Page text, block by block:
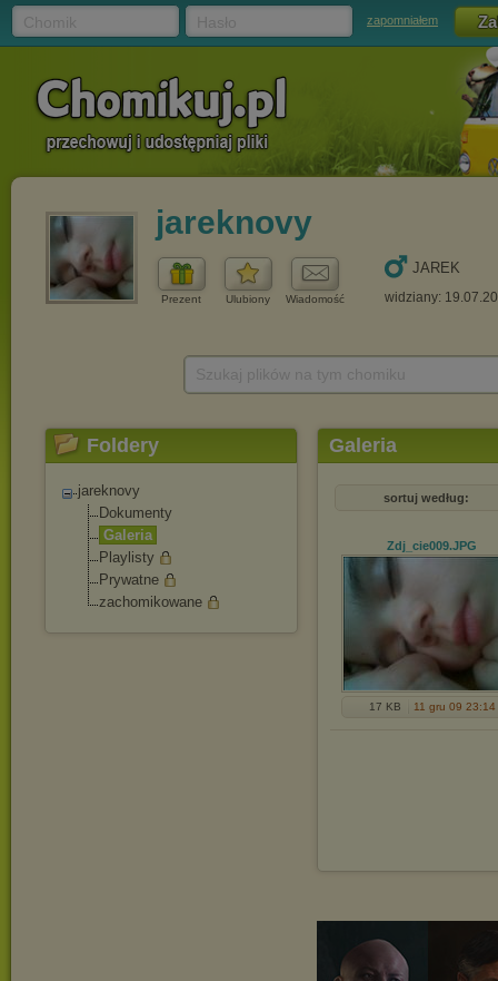
zapomniałem
jareknovy
Prezent Ulubiony Wiadomość
JAREK
widziany:
Foldery
jareknovy
Dokumenty
Galeria
Playlisty
Prywatne
zachomikowane
Galeria
sortuj według:
Zdj_cie009.JPG
17 KB 11 gru 09 23:14